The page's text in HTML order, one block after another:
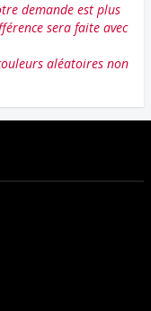
demande est plus
sera faite avec
aléatoires non